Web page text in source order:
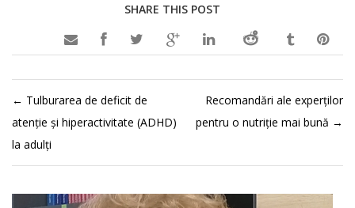
SHARE THIS POST

← Tulburarea de deficit de
atenție și hiperactivitate (ADHD)
la adulți
Recomandări ale experților
pentru o nutriție mai bună →